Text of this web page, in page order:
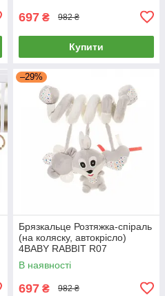
697 ₴ 982 ₴
Купити
–29%
Брязкальце Розтяжка-спіраль
(на коляску, автокрісло)
4BABY RABBIT R07
В наявності
697 ₴ 982 ₴